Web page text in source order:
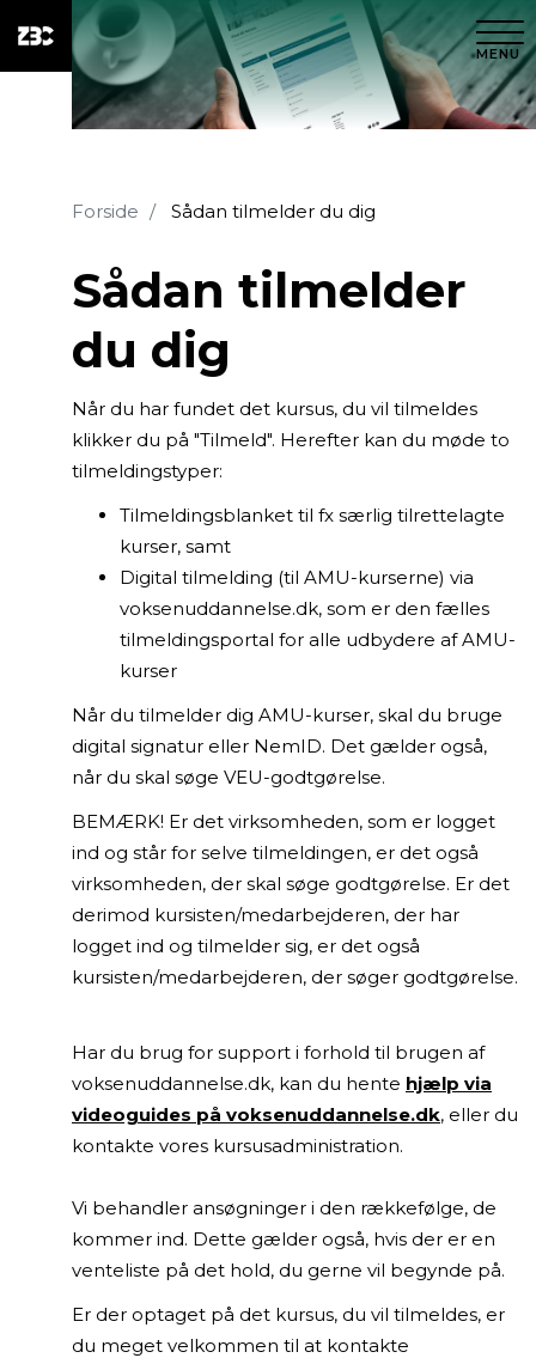
MENU
Forside Sådan tilmelder du dig
Sådan tilmelder
du dig
Når du har fundet det kursus, du vil tilmeldes
klikker du på "Tilmeld". Herefter kan du møde to
tilmeldingstyper:
Tilmeldingsblanket til fx særlig tilrettelagte
kurser, samt
Digital tilmelding (til AMU-kurserne) via
voksenuddannelse.dk, som er den fælles
tilmeldingsportal for alle udbydere af AMU-
kurser
Når du tilmelder dig AMU-kurser, skal du bruge
digital signatur eller NemID. Det gælder også,
når du skal søge VEU-godtgørelse.
BEMÆRK! Er det virksomheden, som er logget
ind og står for selve tilmeldingen, er det også
virksomheden, der skal søge godtgørelse. Er det
derimod kursisten/medarbejderen, der har
logget ind og tilmelder sig, er det også
kursisten/medarbejderen, der søger godtgørelse.
Har du brug for support i forhold til brugen af
voksenuddannelse.dk, kan du hente hjælp via
videoguides på voksenuddannelse.dk, eller du
kontakte vores kursusadministration.
Vi behandler ansøgninger i den rækkefølge, de
kommer ind. Dette gælder også, hvis der er en
venteliste på det hold, du gerne vil begynde på.
Er der optaget på det kursus, du vil tilmeldes, er
du meget velkommen til at kontakte